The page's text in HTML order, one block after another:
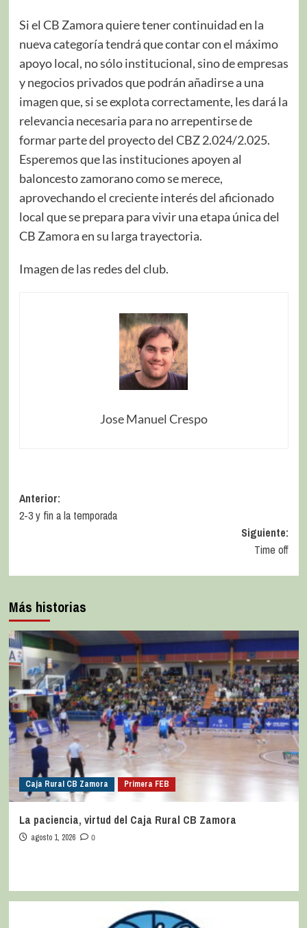
Si el CB Zamora quiere tener continuidad en la
nueva categoría tendrá que contar con el máximo
apoyo local, no sólo institucional, sino de empresas
y negocios privados que podrán añadirse a una
imagen que, si se explota correctamente, les dará la
relevancia necesaria para no arrepentirse de
formar parte del proyecto del CBZ 2.024/2.025.
Esperemos que las instituciones apoyen al
baloncesto zamorano como se merece,
aprovechando el creciente interés del aficionado
local que se prepara para vivir una etapa única del
CB Zamora en su larga trayectoria.
Imagen de las redes del club.
Jose Manuel Crespo
Anterior:
2-3 y fin a la temporada
Siguiente:
Time off
Más historias
Caja Rural CB Zamora Primera FEB
La paciencia, virtud del Caja Rural CB Zamora
agosto 1, 2026 0